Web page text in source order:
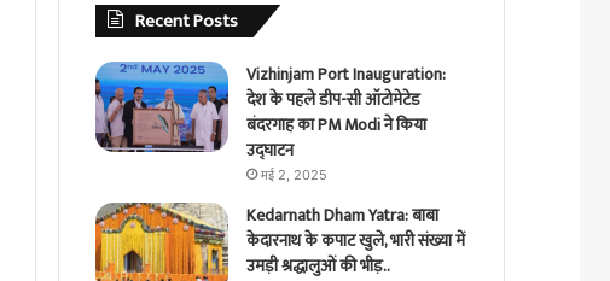
Recent Posts
Vizhinjam Port Inauguration:
देश के पहले डीप-सी ऑटोमेटेड
बंदरगाह का PM Modi ने किया
उद्घाटन
मई 2, 2025
Kedarnath Dham Yatra: बाबा
केदारनाथ के कपाट खुले, भारी संख्या में
उमड़ी श्रद्धालुओं की भीड़..